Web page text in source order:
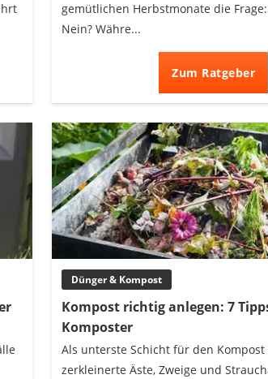
gemütlichen Herbstmonate die
Nein? Währe...
Zum Ratgeber
Dünger & Kompost
Kompost richtig anlegen: 7
Komposter
Als unterste Schicht für den Kompost
zerkleinerte Äste, Zweige und